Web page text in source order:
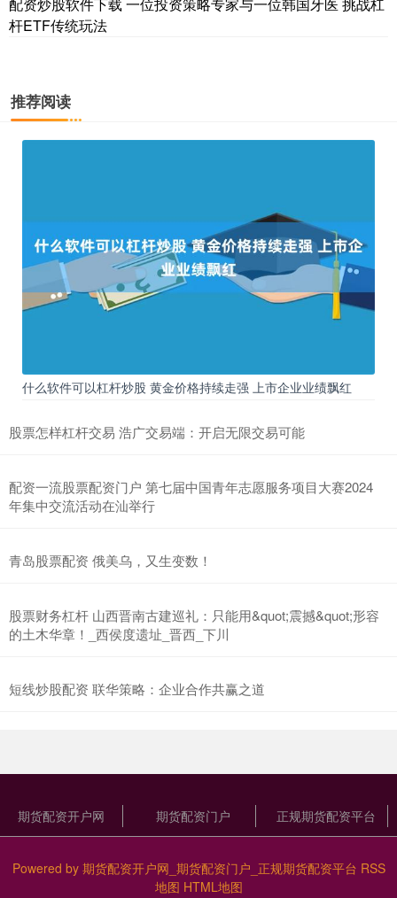
杆ETF传统玩法
推荐阅读
什么软件可以杠杆炒股 黄金价格持续走强 上市企业业绩飘红
股票怎样杠杆交易 浩广交易端：开启无限交易可能
配资一流股票配资门户 第七届中国青年志愿服务项目大赛2024
年集中交流活动在汕举行
青岛股票配资 俄美乌，又生变数！
股票财务杠杆 山西晋南古建巡礼：只能用&quot;震撼&quot;形容
的土木华章！_西侯度遗址_晋西_下川
短线炒股配资 联华策略：企业合作共赢之道
期货配资开户网 期货配资门户 正规期货配资平台
Powered by 期货配资开户网_期货配资门户_正规期货配资平台 RSS
地图 HTML地图